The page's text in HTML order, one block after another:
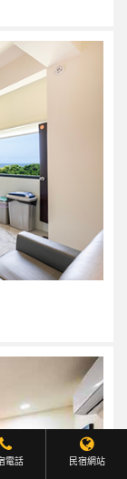
電話 民宿網站
聯繫